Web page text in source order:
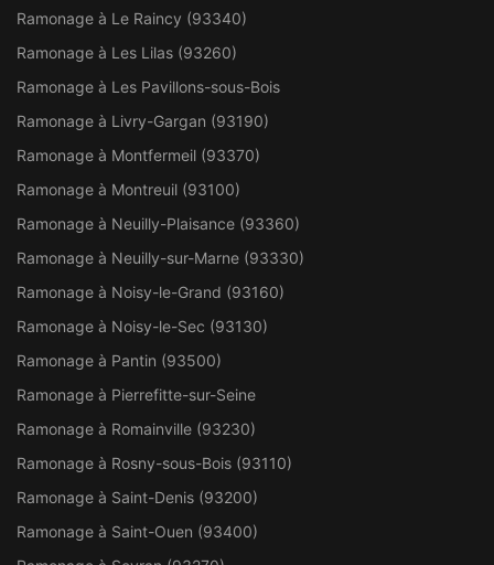
Ramonage à Le Raincy (93340)
Ramonage à Les Lilas (93260)
Ramonage à Les Pavillons-sous-Bois
Ramonage à Livry-Gargan (93190)
Ramonage à Montfermeil (93370)
Ramonage à Montreuil (93100)
Ramonage à Neuilly-Plaisance (93360)
Ramonage à Neuilly-sur-Marne (93330)
Ramonage à Noisy-le-Grand (93160)
Ramonage à Noisy-le-Sec (93130)
Ramonage à Pantin (93500)
Ramonage à Pierrefitte-sur-Seine
Ramonage à Romainville (93230)
Ramonage à Rosny-sous-Bois (93110)
Ramonage à Saint-Denis (93200)
Ramonage à Saint-Ouen (93400)